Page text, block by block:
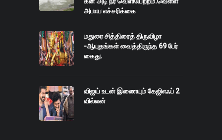
அபாய எச்சரிக்கை
மதுரை சித்திரைத் திருவிழா
-ஆயுதங்கள் வைத்திருந்த 69 பேர்
கைது.
விஜய் உடன் இணையும் கேஜிஎஃப் 2
வில்லன்